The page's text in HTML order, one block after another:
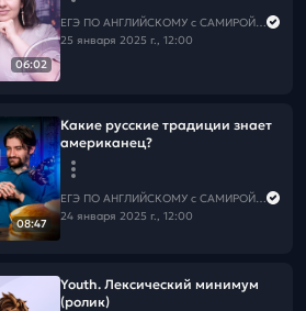
06:02
ЕГЭ ПО АНГЛИЙСКОМУ с САМИРОЙ COOLешовой
25 января 2025 г., 12:00
08:47
Какие русские традиции знает
американец?
ЕГЭ ПО АНГЛИЙСКОМУ с САМИРОЙ COOLешовой
24 января 2025 г., 12:00
Youth. Лексический минимум
(ролик)